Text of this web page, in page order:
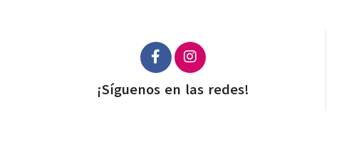
¡Síguenos en las redes!